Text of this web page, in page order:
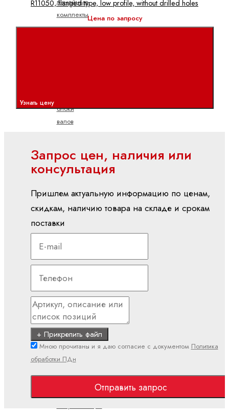
комплекты
Общие
блоки
валов
валы
Показать
все
Линейные
направляющие
Миниатюрные
системы
шариковых
для
кулачковых
роликов
Реечный
R11050, flanged type, low profile, without drilled holes
Цена по запросу
Узнать цену
Запрос цен, наличия или
консультация
Пришлем актуальную информацию по ценам,
скидкам, наличию товара на складе и срокам
поставки
+ Прикрепить файл
Мною прочитаны и я даю согласие с документом Политика
обработки ПДн
Отправить запрос